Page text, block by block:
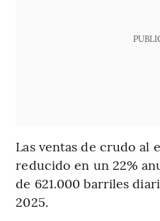
Las ventas de crudo al
reducido en un 22%
de 621.000 barriles
2025.